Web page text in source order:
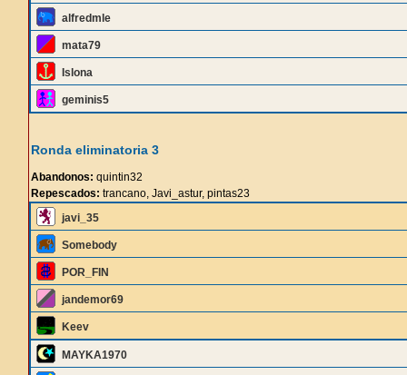
alfredmle
mata79
Islona
geminis5
Ronda eliminatoria 3
Abandonos: quintin32
Repescados: trancano, Javi_astur, pintas23
javi_35
Somebody
POR_FIN
jandemor69
Keev
MAYKA1970